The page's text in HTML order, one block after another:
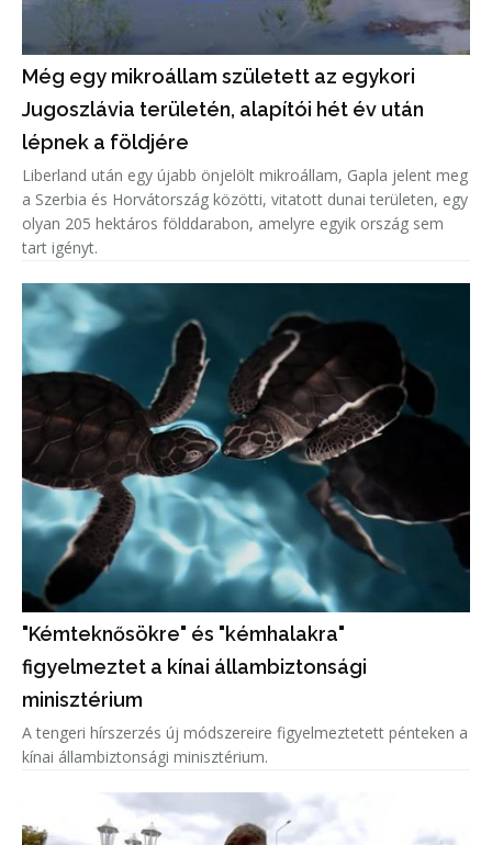
Még egy mikroállam született az egykori
Jugoszlávia területén, alapítói hét év után
lépnek a földjére
Liberland után egy újabb önjelölt mikroállam, Gapla jelent meg
a Szerbia és Horvátország közötti, vitatott dunai területen, egy
olyan 205 hektáros földdarabon, amelyre egyik ország sem
tart igényt.
"Kémteknősökre" és "kémhalakra"
figyelmeztet a kínai állambiztonsági
minisztérium
A tengeri hírszerzés új módszereire figyelmeztetett pénteken a
kínai állambiztonsági minisztérium.